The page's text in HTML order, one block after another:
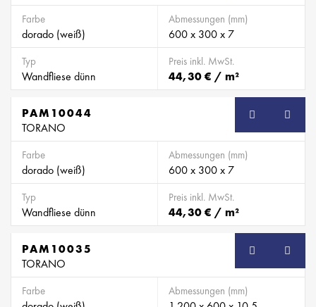
Farbe
dorado (weiß)
Abmessungen (mm)
600 x 300 x 7
Typ
Wandfliese dünn
Preis inkl. MwSt.
44,30 € / m²
PAM10044
TORANO
Farbe
dorado (weiß)
Abmessungen (mm)
600 x 300 x 7
Typ
Wandfliese dünn
Preis inkl. MwSt.
44,30 € / m²
PAM10035
TORANO
Farbe Abmessungen (mm)